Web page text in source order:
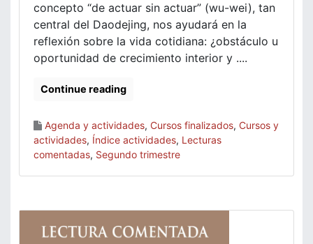
concepto “de actuar sin actuar” (wu-wei), tan
central del Daodejing, nos ayudará en la
reflexión sobre la vida cotidiana: ¿obstáculo u
oportunidad de crecimiento interior y ....
Continue reading
Agenda y actividades, Cursos finalizados, Cursos y
actividades, Índice actividades, Lecturas
comentadas, Segundo trimestre